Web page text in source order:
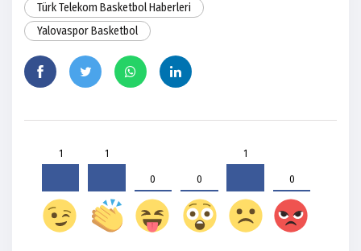
Türk Telekom Basketbol Haberleri
Yalovaspor Basketbol
1 1
0 0
1
0